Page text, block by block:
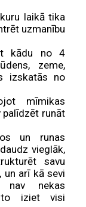
laikā tika
uzmanību
kādu no 4
zeme,
izskatās no
mīmikas
palīdzēt runāt
un runas
vieglāk,
savu
arī kā sevi
nav nekas
to iziet visi